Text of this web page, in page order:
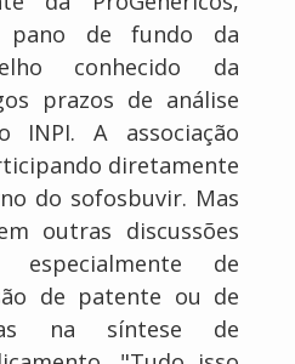
pano de fundo da
conhecido da
prazos de análise
INPI. A associação
diretamente
do sofosbuvir. Mas
outras discussões
especialmente de
de patente ou de
na síntese de